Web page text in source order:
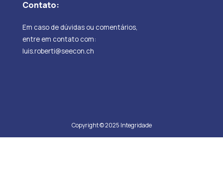
Contato:
Em caso de dúvidas ou comentários,
entre em contato com:
luis.roberti@seecon.ch
Copyright © 2025 Integridade